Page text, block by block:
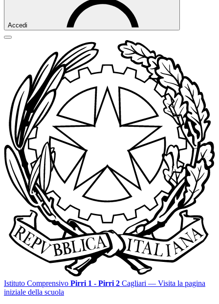
Accedi
Istituto Comprensivo Pirri 1 - Pirri 2 Cagliari — Visita la pagina
iniziale della scuola